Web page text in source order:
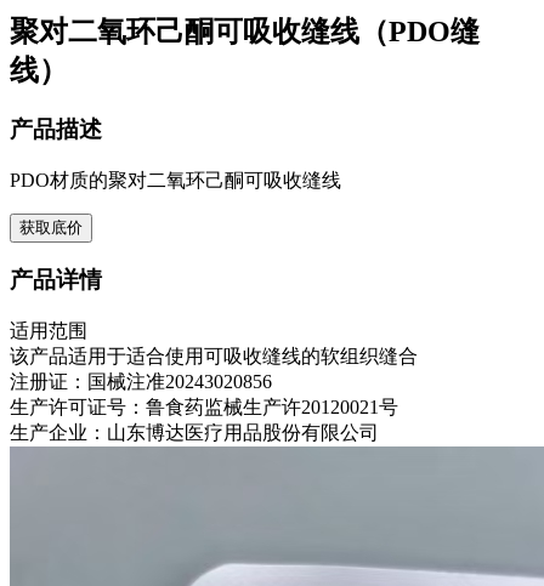
聚对二氧环己酮可吸收缝线（PDO缝
线）
产品描述
PDO材质的聚对二氧环己酮可吸收缝线
获取底价
产品详情
适用范围
该产品适用于适合使用可吸收缝线的软组织缝合
注册证：国械注准20243020856
生产许可证号：鲁食药监械生产许20120021号
生产企业：山东博达医疗用品股份有限公司